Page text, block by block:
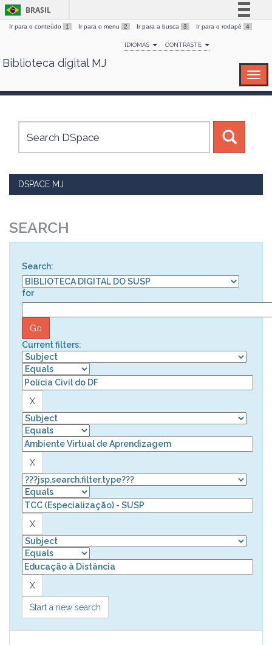
Skip
BRASIL
Simplifique!
Comunica BR
Canais
Ir para o conteúdo 1 Ir para o menu 2 Ir para a busca 3 Ir para o rodapé 4
IDIOMAS CONTRASTE
Biblioteca digital MJ
DSPACE MJ
SEARCH
Search:
for
Current filters:
Start a new search